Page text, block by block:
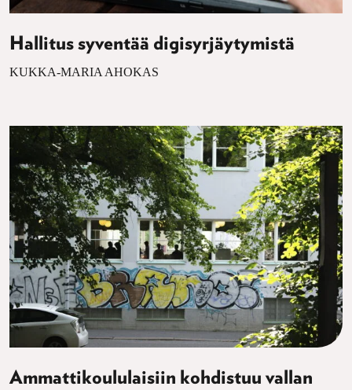
Hallitus syventää digisyrjäytymistä
KUKKA-MARIA AHOKAS
Ammattikoululaisiin kohdistuu vallan